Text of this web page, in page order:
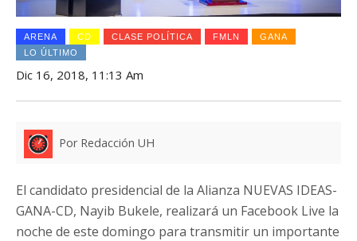
ARENA CD CLASE POLÍTICA FMLN
GANA
LO ÚLTIMO
Dic 16, 2018, 11:13 Am
Por Redacción UH
El candidato presidencial de la Alianza NUEVAS IDEAS-
GANA-CD, Nayib Bukele, realizará un Facebook Live la
noche de este domingo para transmitir un importante